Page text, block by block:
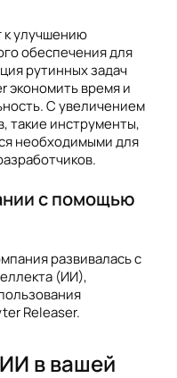
к улучшению
обеспечения для
рутинных задач
экономить время и
С увеличением
такие инструменты,
необходимыми для
с помощью
развивалась с
(ИИ),
Releaser.
в вашей